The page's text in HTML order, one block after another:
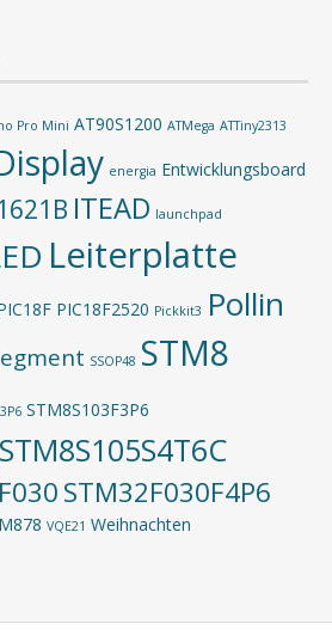
Pro Mini AT90S1200 ATMega ATTiny2313
energia Entwicklungsboard
ITEAD launchpad
Leiterplatte
PIC18F2520 Pickkit3 Pollin
SSOP48 STM8
STM8S103F3P6
STM8S105S4T6C
STM32F030F4P6
VQE21 Weihnachten